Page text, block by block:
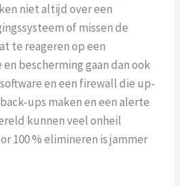
niet altijd over een
of missen de
te reageren op een
bescherming gaan dan ook
en een firewall die up-
ups maken en een alerte
kunnen veel onheil
100 % elimineren is jammer